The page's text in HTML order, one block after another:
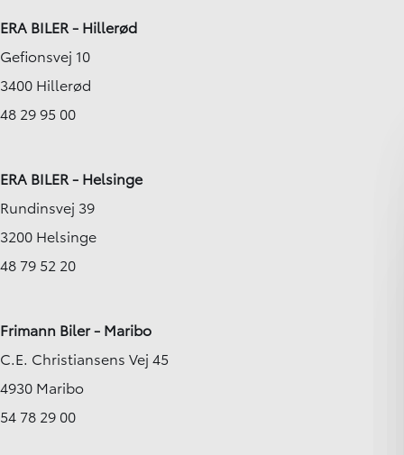
ERA BILER - Hillerød
Gefionsvej 10
3400 Hillerød
48 29 95 00
ERA BILER - Helsinge
Rundinsvej 39
3200 Helsinge
48 79 52 20
Frimann Biler - Maribo
C.E. Christiansens Vej 45
4930 Maribo
54 78 29 00